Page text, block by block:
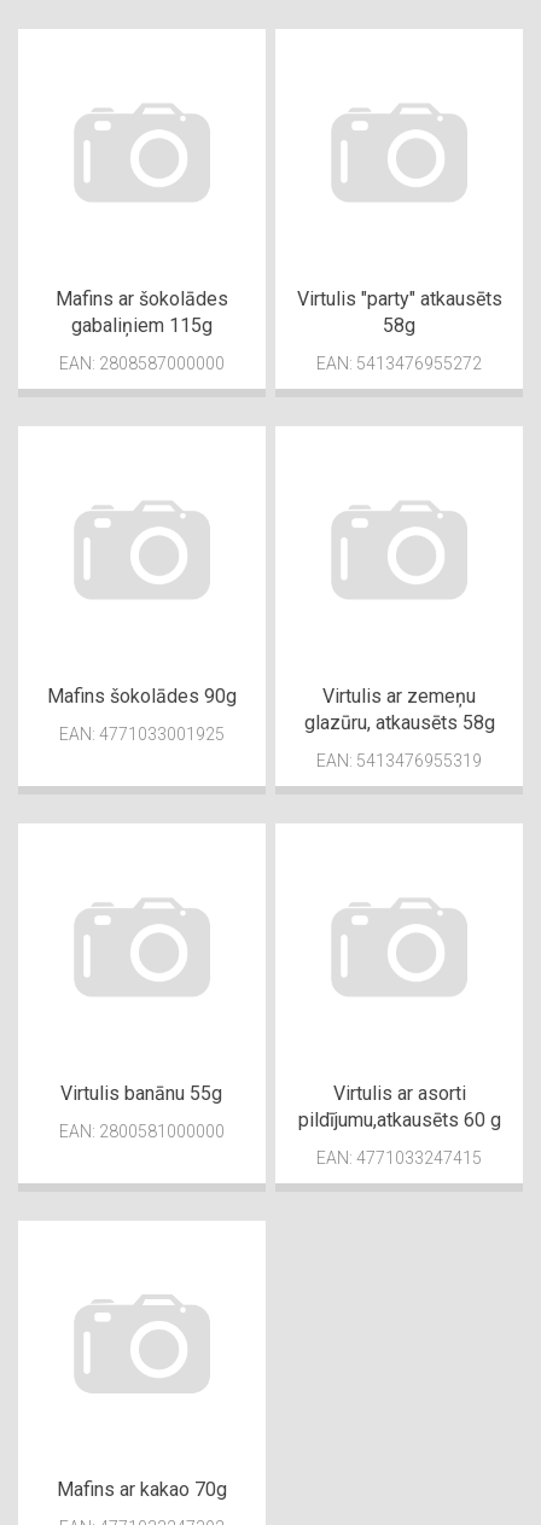
Mafins ar šokolādes
gabaliņiem 115g
EAN: 2808587000000
Virtulis "party" atkausēts
58g
EAN: 5413476955272
Mafins šokolādes 90g
EAN: 4771033001925
Virtulis ar zemeņu
glazūru, atkausēts 58g
EAN: 5413476955319
Virtulis banānu 55g
EAN: 2800581000000
Virtulis ar asorti
pildījumu,atkausēts 60 g
EAN: 4771033247415
Mafins ar kakao 70g